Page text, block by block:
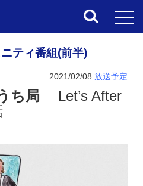
ティ番組(前半)
2021/02/08 放送予定
ち局
Let’s After